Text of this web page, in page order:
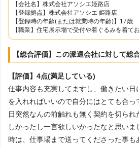
【会社名】株式会社アソシエ姫路店
【登録拠点】株式会社アソシエ 姫路店
【登録時の年齢(または就業時の年齢)】17歳
【職業】住宅展示場で受付や着ぐるみを着て
【総合評価】この派遣会社に対して総
【評価】4点(満足している)
仕事内容も充実してますし、働きたい日
を入れればいいので自分にはとても合っ
日突然なんの前触れも無く契約を切られ
しかったし一言欲しいかったなと思いま
時は、仕事場まで送ってくださった事も